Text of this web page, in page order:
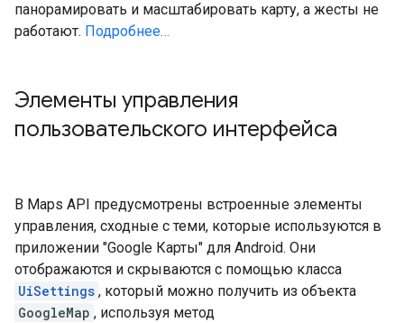
панорамировать и масштабировать карту, а жесты не
работают. Подробнее…
Элементы управления
пользовательского интерфейса
В Maps API предусмотрены встроенные элементы
управления, сходные с теми, которые используются в
приложении "Google Карты" для Android. Они
отображаются и скрываются с помощью класса
UiSettings , который можно получить из объекта
GoogleMap , используя метод